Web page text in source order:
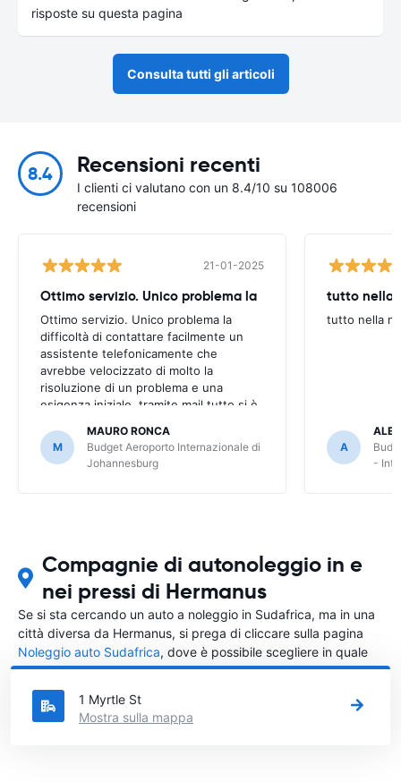
risposte su questa pagina
Consulta tutti gli articoli
8.4 Recensioni recenti
I clienti ci valutano con un 8.4/10 su 108006
recensioni
21-01-2025
Ottimo servizio. Unico problema la
Ottimo servizio. Unico problema la
difficoltà di contattare facilmente un
assistente telefonicamente che
avrebbe velocizzato di molto la
risoluzione di un problema e una
esigenza iniziale. tramite mail tutto si è
M
MAURO RONCA
Budget Aeroporto Internazionale di
Johannesburg
tutto nella
tutto nella
A
-
Compagnie di autonoleggio in e
nei pressi di Hermanus
Se si sta cercando un auto a noleggio in Sudafrica, ma in una
città diversa da Hermanus, si prega di cliccare sulla pagina
Noleggio auto Sudafrica, dove è possibile scegliere in quale
città in Sudafrica si vuole noleggiare l'auto.
1 Myrtle St
Mostra sulla mappa